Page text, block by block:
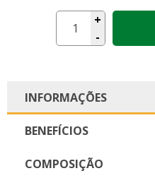
+
-
INFORMAÇÕES
BENEFÍCIOS
COMPOSIÇÃO